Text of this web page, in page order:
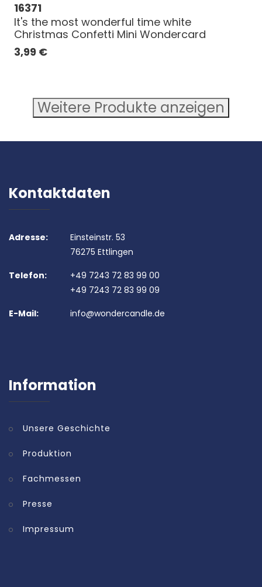
16371
It's the most wonderful time white
Christmas Confetti Mini Wondercard
3,99 €
Weitere Produkte anzeigen
Kontaktdaten
Adresse:
Einsteinstr. 53
76275 Ettlingen
Telefon:
+49 7243 72 83 99 00
+49 7243 72 83 99 09
E-Mail:
info@wondercandle.de
Information
Unsere Geschichte
Produktion
Fachmessen
Presse
Impressum